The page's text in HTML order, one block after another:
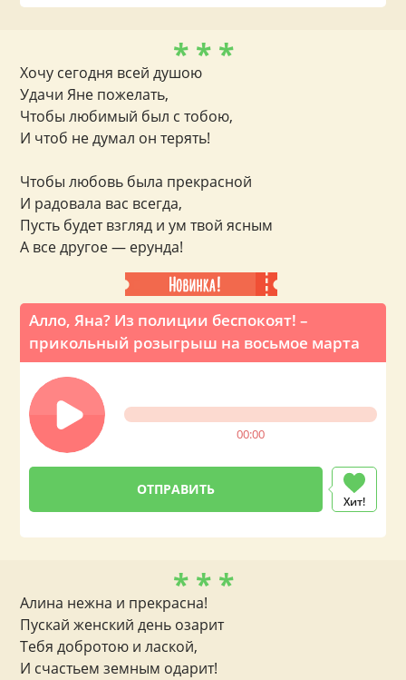
Алло, Яна? Из полиции беспокоят! –
прикольный розыгрыш на восьмое марта
00:00
Хит!
* * *
Хочу сегодня всей душою
Удачи Яне пожелать,
Чтобы любимый был с тобою,
И чтоб не думал он терять!
Чтобы любовь была прекрасной
И радовала вас всегда,
Пусть будет взгляд и ум твой ясным
А все другое — ерунда!
* * *
Алина нежна и прекрасна!
Пускай женский день озарит
Тебя добротою и лаской,
И счастьем земным одарит!